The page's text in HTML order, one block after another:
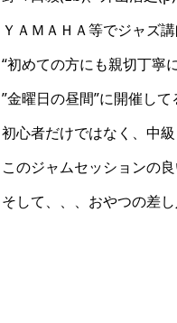
ＹＡＭＡＨＡ等でジャズ
“初めての方にも親切丁寧
”金曜日の昼間”に開催し
初心者だけではなく、中
このジャムセッションの良
そして、、、おやつの差